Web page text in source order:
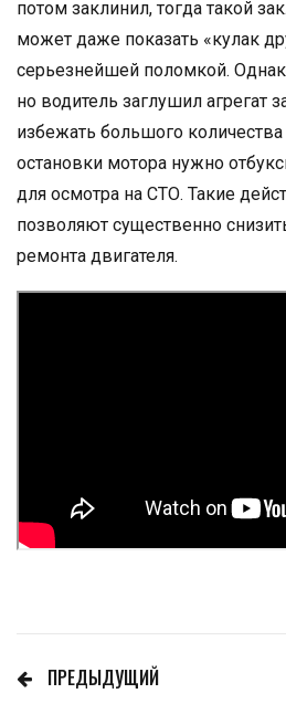
потом заклинил, тогда такой
может даже показать «кулак
серьезнейшей поломкой.
но водитель заглушил агрегат
избежать большого
остановки мотора нужно
для осмотра на СТО. Такие
позволяют существенно
ремонта двигателя.
ПРЕДЫДУЩИЙ